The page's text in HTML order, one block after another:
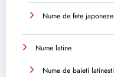
Nume de fete japoneze
Nume latine
Nume de baieti latinesti